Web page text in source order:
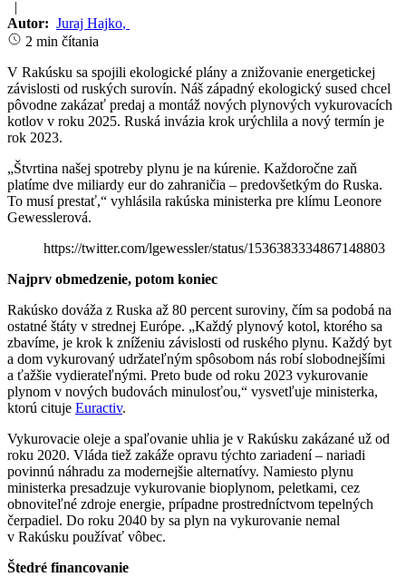
|
Autor: Juraj Hajko,
2 min čítania
V Rakúsku sa spojili ekologické plány a znižovanie energetickej
závislosti od ruských surovín. Náš západný ekologický sused chcel
pôvodne zakázať predaj a montáž nových plynových vykurovacích
kotlov v roku 2025. Ruská invázia krok urýchlila a nový termín je
rok 2023.
„Štvrtina našej spotreby plynu je na kúrenie. Každoročne zaň
platíme dve miliardy eur do zahraničia – predovšetkým do Ruska.
To musí prestať,“ vyhlásila rakúska ministerka pre klímu Leonore
Gewesslerová.
https://twitter.com/lgewessler/status/1536383334867148803
Najprv obmedzenie, potom koniec
Rakúsko dováža z Ruska až 80 percent suroviny, čím sa podobá na
ostatné štáty v strednej Európe. „Každý plynový kotol, ktorého sa
zbavíme, je krok k zníženiu závislosti od ruského plynu. Každý byt
a dom vykurovaný udržateľným spôsobom nás robí slobodnejšími
a ťažšie vydierateľnými. Preto bude od roku 2023 vykurovanie
plynom v nových budovách minulosťou,“ vysvetľuje ministerka,
ktorú cituje Euractiv.
Vykurovacie oleje a spaľovanie uhlia je v Rakúsku zakázané už od
roku 2020. Vláda tiež zakáže opravu týchto zariadení – nariadi
povinnú náhradu za modernejšie alternatívy. Namiesto plynu
ministerka presadzuje vykurovanie bioplynom, peletkami, cez
obnoviteľné zdroje energie, prípadne prostredníctvom tepelných
čerpadiel. Do roku 2040 by sa plyn na vykurovanie nemal
v Rakúsku používať vôbec.
Štedré financovanie